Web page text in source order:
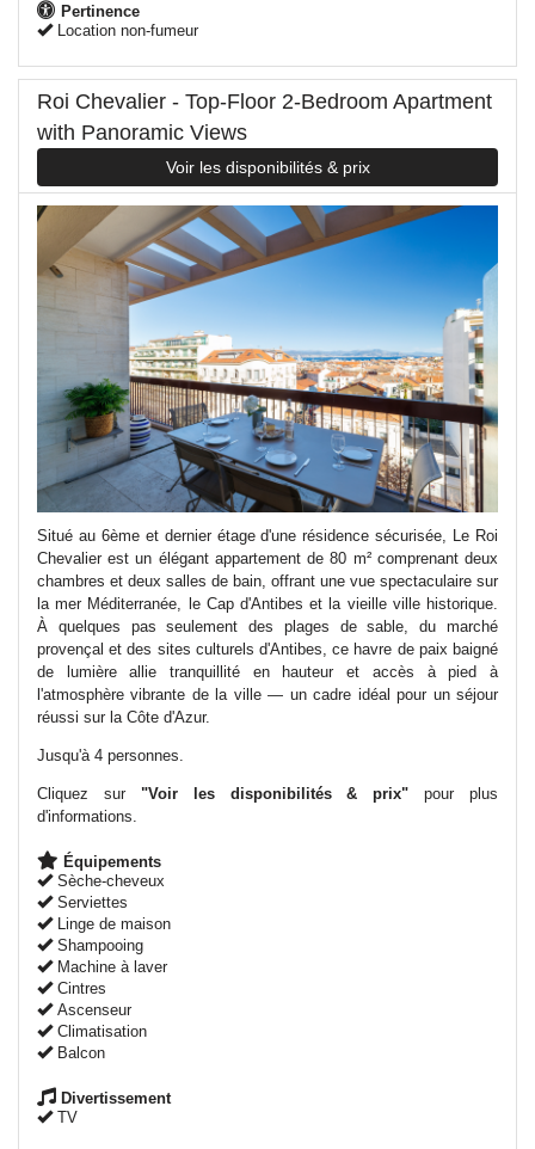
Pertinence
Location non-fumeur
Roi Chevalier - Top-Floor 2-Bedroom Apartment
with Panoramic Views
Voir les disponibilités & prix
Situé au 6ème et dernier étage d'une résidence sécurisée, Le Roi
Chevalier est un élégant appartement de 80 m² comprenant deux
chambres et deux salles de bain, offrant une vue spectaculaire sur
la mer Méditerranée, le Cap d'Antibes et la vieille ville historique.
À quelques pas seulement des plages de sable, du marché
provençal et des sites culturels d'Antibes, ce havre de paix baigné
de lumière allie tranquillité en hauteur et accès à pied à
l'atmosphère vibrante de la ville — un cadre idéal pour un séjour
réussi sur la Côte d'Azur.
Jusqu'à 4 personnes.
Cliquez sur "Voir les disponibilités & prix" pour plus
d'informations.
Équipements
Sèche-cheveux
Serviettes
Linge de maison
Shampooing
Machine à laver
Cintres
Ascenseur
Climatisation
Balcon
Divertissement
TV